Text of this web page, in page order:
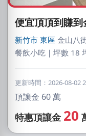
便宜頂頂到賺
新竹市 東區 金山八
餐飲小吃｜坪數 18
更新時間：2026-08-02
頂讓金 60萬
特惠頂讓金 20